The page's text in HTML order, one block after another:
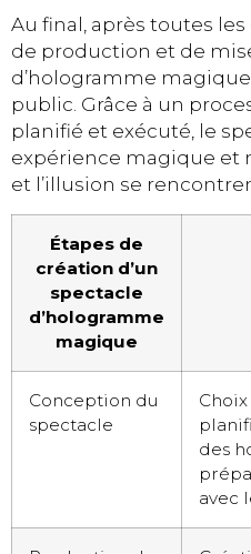
Au final, après toutes
de production et de
d’hologramme
public. Grâce à un
planifié et exécuté, le
expérience magique et
et l’illusion se
Étapes de
création d’un
spectacle
d’hologramme
magique
Conception du
spectacle
des
avec